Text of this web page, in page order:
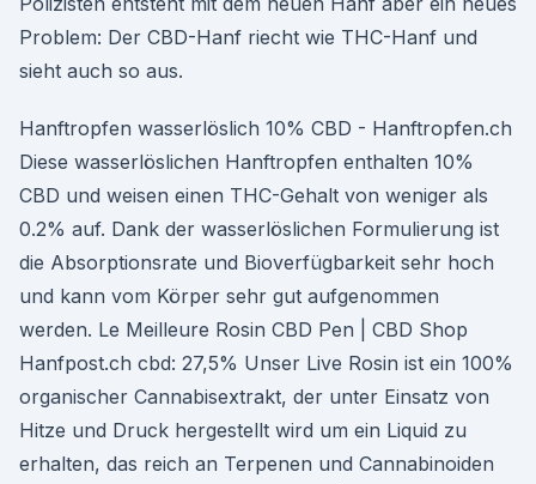
Problem: Der CBD-Hanf riecht wie THC-Hanf und
sieht auch so aus.
Hanftropfen wasserlöslich 10% CBD - Hanftropfen.ch
Diese wasserlöslichen Hanftropfen enthalten 10%
CBD und weisen einen THC-Gehalt von weniger als
0.2% auf. Dank der wasserlöslichen Formulierung ist
die Absorptionsrate und Bioverfügbarkeit sehr hoch
und kann vom Körper sehr gut aufgenommen
werden. Le Meilleure Rosin CBD Pen | CBD Shop
Hanfpost.ch cbd: 27,5% Unser Live Rosin ist ein 100%
organischer Cannabisextrakt, der unter Einsatz von
Hitze und Druck hergestellt wird um ein Liquid zu
erhalten, das reich an Terpenen und Cannabinoiden